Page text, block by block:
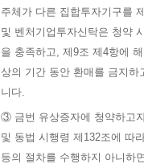
주체가 다른 집합투자기구를
및 벤처기업투자신탁은 청약
을 충족하고, 제9조 제4항에
상의 기간 동안 환매를 금지
니다.
③ 금번 유상증자에 청약하고
및 동법 시행령 제132조에 따
등의 절차를 수행하지 아니하